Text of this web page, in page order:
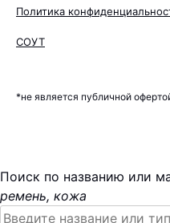
Политика
СОУТ
*не является публичной
Поиск по названию или
ремень, кожа
Поиск: